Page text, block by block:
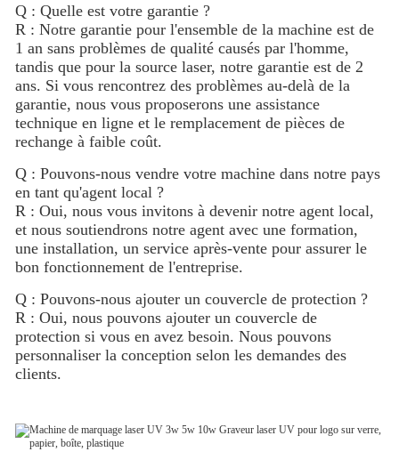
Q : Quelle est votre garantie ?
R : Notre garantie pour l'ensemble de la machine est de
1 an sans problèmes de qualité causés par l'homme,
tandis que pour la source laser, notre garantie est de 2
ans. Si vous rencontrez des problèmes au-delà de la
garantie, nous vous proposerons une assistance
technique en ligne et le remplacement de pièces de
rechange à faible coût.
Q : Pouvons-nous vendre votre machine dans notre pays
en tant qu'agent local ?
R : Oui, nous vous invitons à devenir notre agent local,
et nous soutiendrons notre agent avec une formation,
une installation, un service après-vente pour assurer le
bon fonctionnement de l'entreprise.
Q : Pouvons-nous ajouter un couvercle de protection ?
R : Oui, nous pouvons ajouter un couvercle de
protection si vous en avez besoin. Nous pouvons
personnaliser la conception selon les demandes des
clients.